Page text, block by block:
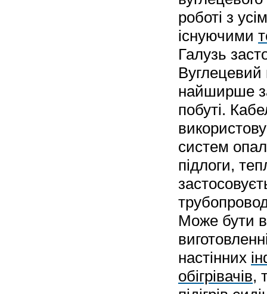
роботі з
існуючими
Галузь
Вуглецевий
найширше
побуті.
систем
підлоги,
Може бути
настінних
обігрівачів,